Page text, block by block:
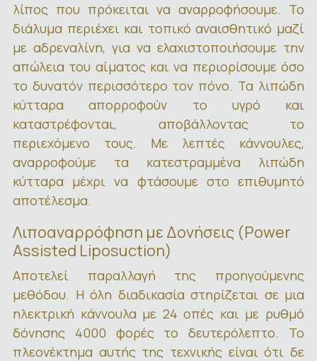
λίπος που πρόκειται να αναρροφήσουμε. Το
διάλυμα περιέχει και τοπικό αναισθητικό μαζί
με αδρεναλίνη, για να ελαχιστοποιήσουμε την
απώλεια του αίματος και να περιορίσουμε όσο
το δυνατόν περισσότερο τον πόνο. Τα λιπώδη
κύτταρα απορροφούν το υγρό και
καταστρέφονται, αποβάλλοντας το
περιεχόμενο τους. Με λεπτές κάννουλες,
αναρροφούμε τα κατεστραμμένα λιπώδη
κύτταρα μέχρι να φτάσουμε στο επιθυμητό
αποτέλεσμα.
Λιποαναρρόφηση με Δονήσεις (Power
Assisted Liposuction)
Αποτελεί παραλλαγή της προηγούμενης
μεθόδου. Η όλη διαδικασία στηρίζεται σε μια
ηλεκτρική κάννουλα με 24 οπές και με ρυθμό
δόνησης 4000 φορές το δευτερόλεπτο. Το
πλεονέκτημα αυτής της τεχνικής είναι ότι δε